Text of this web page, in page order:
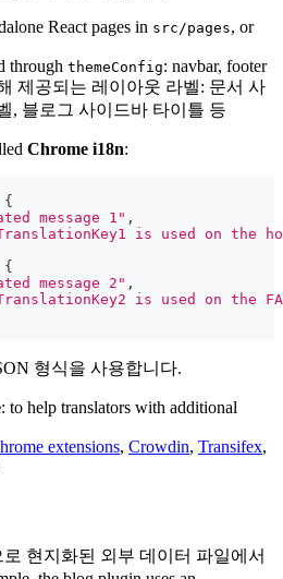
React pages in src/pages, or
through themeConfig: navbar, footer
제공되는 레이아웃 라벨: 문서 사
, 블로그 사이드바 타이틀 등
Chrome i18n:
{
message 1" ,
is used on the
{
message 2" ,
is used on the
형식을 사용합니다.
: to help translators with additional
extensions, Crowdin, Transifex,
현지화된 외부 데이터 파일에서